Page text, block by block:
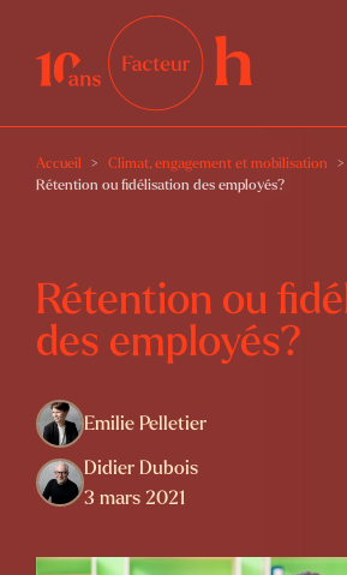
Accueil
Climat, engagement et mobilisation
Rétention ou fidélisation des employés?
Rétention ou
des employés?
Emilie Pelletier
Didier Dubois
3 mars 2021